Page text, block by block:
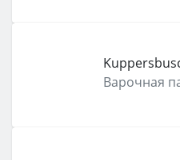
Варочная